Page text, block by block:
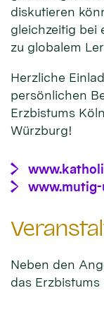
diskutieren
gleichzeitig bei
zu globalem
Herzliche
persönlichen
Erzbistums
Würzburg!
Neben den
das